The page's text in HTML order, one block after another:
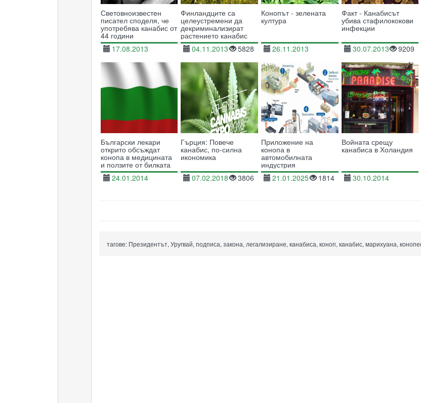
Световноизвестен
писател споделя, че
употребява канабис от
44 години
17.08.2013
Финландците са
целеустремени да
декриминализират
растението канабис
04.11.2013
5828
Конопът - зелената
култура
26.11.2013
Факт - Канабисът
убива стафилококови
инфекции
30.07.2013 9209
Български лекари
открито обсъждат
конопа в медицината
и ползите от билката
24.01.2014
Гърция: Повече
канабис, по-силна
икономика
07.02.2018 3806
Приложение на
конопа в
автомобилната
индустрия
21.01.2025
1814
Войната срещу
канабиса в Холандия
30.10.2014
тагове: Президентът, Уругвай, подписа, закона, легализиране, канабиса, коноп, канабис, марихуана,